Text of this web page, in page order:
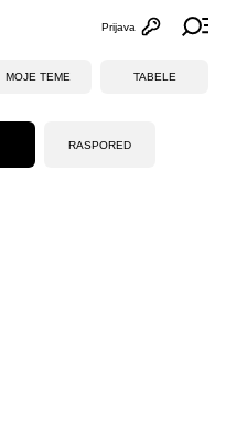
Otvori
Prijava
MOJE TEME TABELE
RASPORED